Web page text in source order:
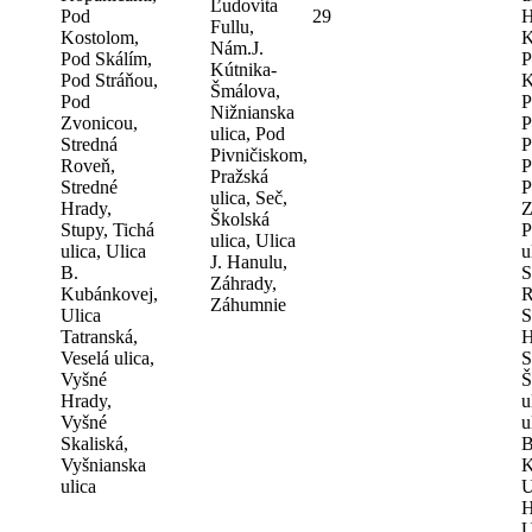
Pod
Kostolom,
Pod Skálím,
Pod Stráňou,
Pod
Zvonicou,
Stredná
Roveň,
Stredné
Hrady,
Stupy, Tichá
ulica, Ulica
B.
Kubánkovej,
Ulica
Tatranská,
Veselá ulica,
Vyšné
Hrady,
Vyšné
Skaliská,
Vyšnianska
ulica
Ľudovíta
Fullu,
Nám.J.
Kútnika-
Šmálova,
Nižnianska
ulica, Pod
Pivničiskom,
Pražská
ulica, Seč,
Školská
ulica, Ulica
J. Hanulu,
Záhrady,
Záhumnie
29